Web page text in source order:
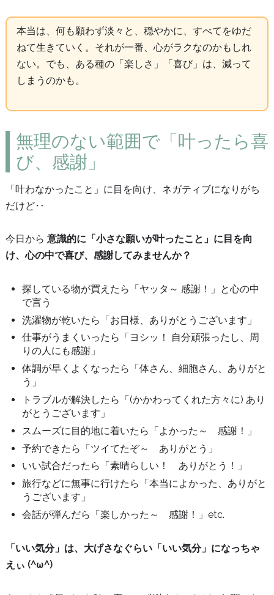
本当は、何も願わず淡々と、穏やかに、すべてをゆだ
ねて生きていく。それが一番、心がラクなのかもしれ
ない。でも、ある種の「楽しさ」「喜び」は、減って
しまうのかも。
無理のない範囲で「叶ったら喜
び、感謝」
「叶わなかったこと」に目を向け、ネガティブになりがち
だけど‥
今日から 意識的に「小さな願いが叶ったこと」に目を向
け、心の中で喜び、感謝してみませんか？
探している物が買えたら「ヤッタ～ 感謝！」と心の中
で言う
洗濯物が乾いたら「お日様、ありがとうございます」
仕事がうまくいったら「ヨシッ！ 自分頑張ったし、周
りの人にも感謝」
体調が早くよくなったら「体さん、細胞さん、ありがと
う」
トラブルが解決したら「(かかわってくれた方々に) あり
がとうございます」
スムーズに目的地に着いたら「よかった～ 感謝！」
予約できたら「ツイてたぞ～ ありがとう」
いい試合だったら「素晴らしい！ ありがとう！」
旅行などに無事に行けたら「本当によかった、ありがと
うございます」
会話が弾んだら「楽しかった～ 感謝！」etc.
「いい気分」は、大げさなぐらい「いい気分」になっちゃ
えぃ (^ω^)